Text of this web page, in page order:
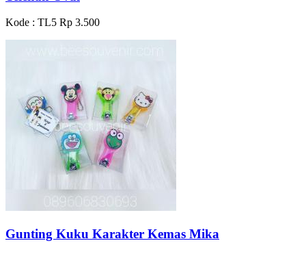
Kode : TL5 Rp 3.500
Gunting Kuku Karakter Kemas Mika